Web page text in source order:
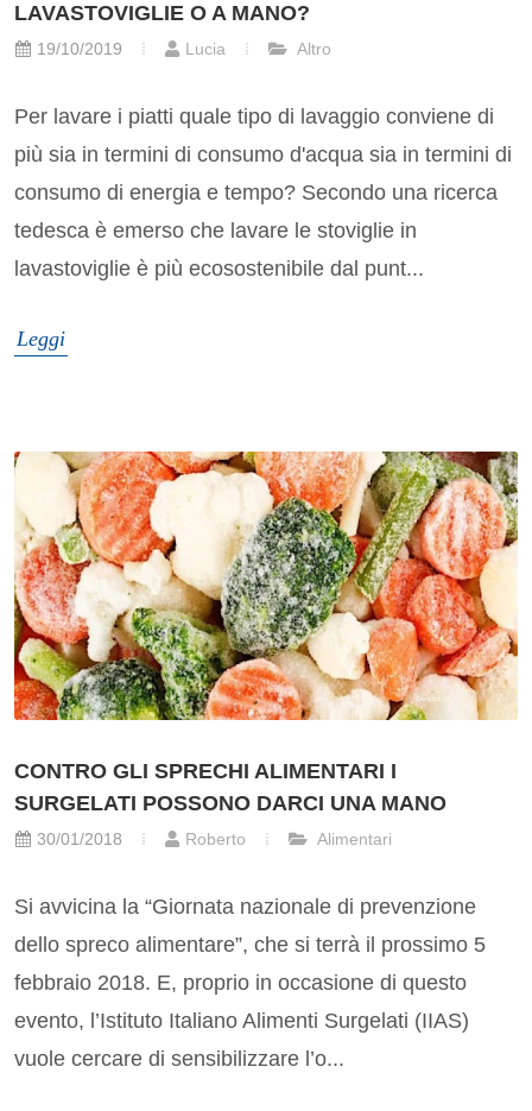
LAVASTOVIGLIE O A MANO?
19/10/2019 Lucia Altro
Per lavare i piatti quale tipo di lavaggio conviene di
più sia in termini di consumo d'acqua sia in termini di
consumo di energia e tempo? Secondo una ricerca
tedesca è emerso che lavare le stoviglie in
lavastoviglie è più ecosostenibile dal punt...
Leggi
CONTRO GLI SPRECHI ALIMENTARI I
SURGELATI POSSONO DARCI UNA MANO
30/01/2018 Roberto Alimentari
Si avvicina la “Giornata nazionale di prevenzione
dello spreco alimentare”, che si terrà il prossimo 5
febbraio 2018. E, proprio in occasione di questo
evento, l’Istituto Italiano Alimenti Surgelati (IIAS)
vuole cercare di sensibilizzare l’o...